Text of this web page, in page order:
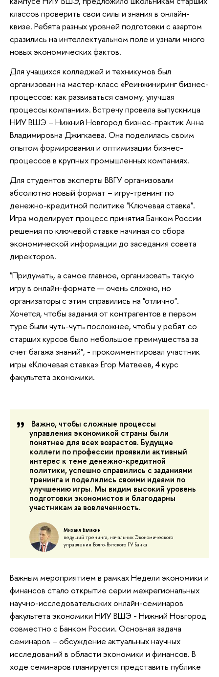
классов проверить свои силы и знания в онлайн-
квизе. Ребята разных уровней подготовки с азартом
сразились на интеллектуальном поле и узнали много
новых экономических фактов.
Для учащихся колледжей и техникумов был
организован на мастер-класс «Реинжиниринг бизнес-
процессов: как развиваться самому, улучшая
процессы компании». Встречу провела выпускница
НИУ ВШЭ – Нижний Новгород бизнес-практик Анна
Владимировна Джигкаева. Она поделилась своим
опытом формирования и оптимизации бизнес-
процессов в крупных промышленных компаниях.
Для студентов эксперты ВВГУ организовали
абсолютно новый формат – игру-тренинг по
денежно-кредитной политике "Ключевая ставка".
Игра моделирует процесс принятия Банком России
решения по ключевой ставке начиная со сбора
экономической информации до заседания cовета
директоров.
"Придумать, а самое главное, организовать такую
игру в онлайн-формате — очень сложно, но
организаторы с этим справились на "отлично".
Хочется, чтобы задания от контрагентов в первом
туре были чуть-чуть посложнее, чтобы у ребят со
старших курсов было небольшое преимущества за
счет багажа знаний", - прокомментировал участник
игры «Ключевая ставка» Егор Матвеев, 4 курс
факультета экономики.
Важно, чтобы сложные процессы
управления экономикой страны были
понятнее для всех возрастов. Будущие
коллеги по профессии проявили активный
интерес к теме денежно-кредитной
политики, успешно справились с заданиями
тренинга и поделились своими идеями по
улучшению игры. Мы видим высокий уровень
подготовки экономистов и благодарны
участникам за вовлеченность.
Михаил Балакин
ведущий тренинга, начальник Экономического
управления Волго-Вятского ГУ Банка
Важным мероприятием в рамках Недели экономики и
финансов стало открытие серии межрегиональных
научно-исследовательских онлайн-семинаров
факультета экономики НИУ ВШЭ - Нижний Новгород
совместно с Банком России. Основная задача
семинаров – обсуждение актуальных научных
исследований в области экономики и финансов. В
ходе семинаров планируется представить публике